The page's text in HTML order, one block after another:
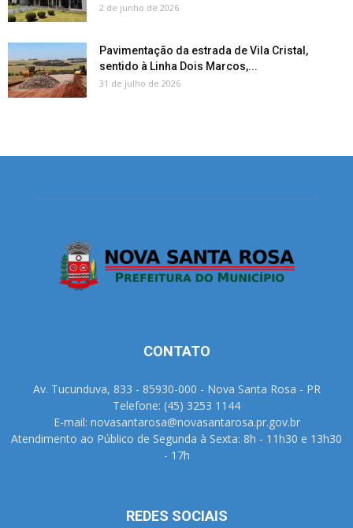
2 de junho de 2026
Pavimentação da estrada de Vila Cristal,
sentido à Linha Dois Marcos,...
31 de julho de 2026
CONTATO
Av. Tucunduva, 833 - 85930-000 - Nova Santa Rosa - PR
Telefone: (45) 3253 1144
E-mail: novasantarosa@novasantarosa.pr.gov.br
Atendimento ao Público de Segunda à Sexta: 8h - 11h30 e 13h30
- 17h
REDES SOCIAIS